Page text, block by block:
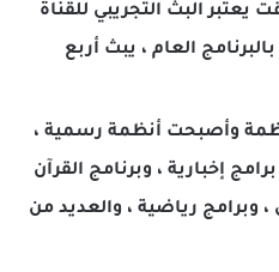
يعتبر البث التجريبي للقناة
العام ، يبث أربع
وأصبحت أنظمة رسمية ،
إخبارية ، وبرنامج القرآن
، وبرامج رياضية ، والعديد من